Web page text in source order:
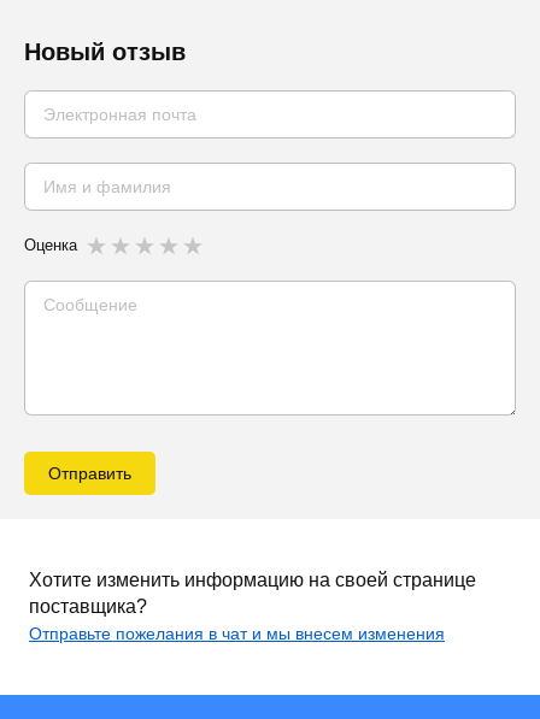
Новый отзыв
Оценка
Отправить
Хотите изменить информацию на своей странице
поставщика?
Отправьте пожелания в чат и мы внесем изменения